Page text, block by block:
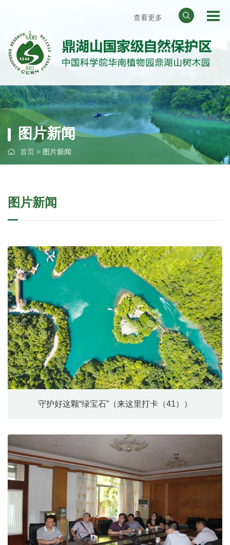
查看更多
天气预报
华南植物园
图片新闻
首页 > 图片新闻
图片新闻
守护好这颗“绿宝石”（来这里打卡（41））